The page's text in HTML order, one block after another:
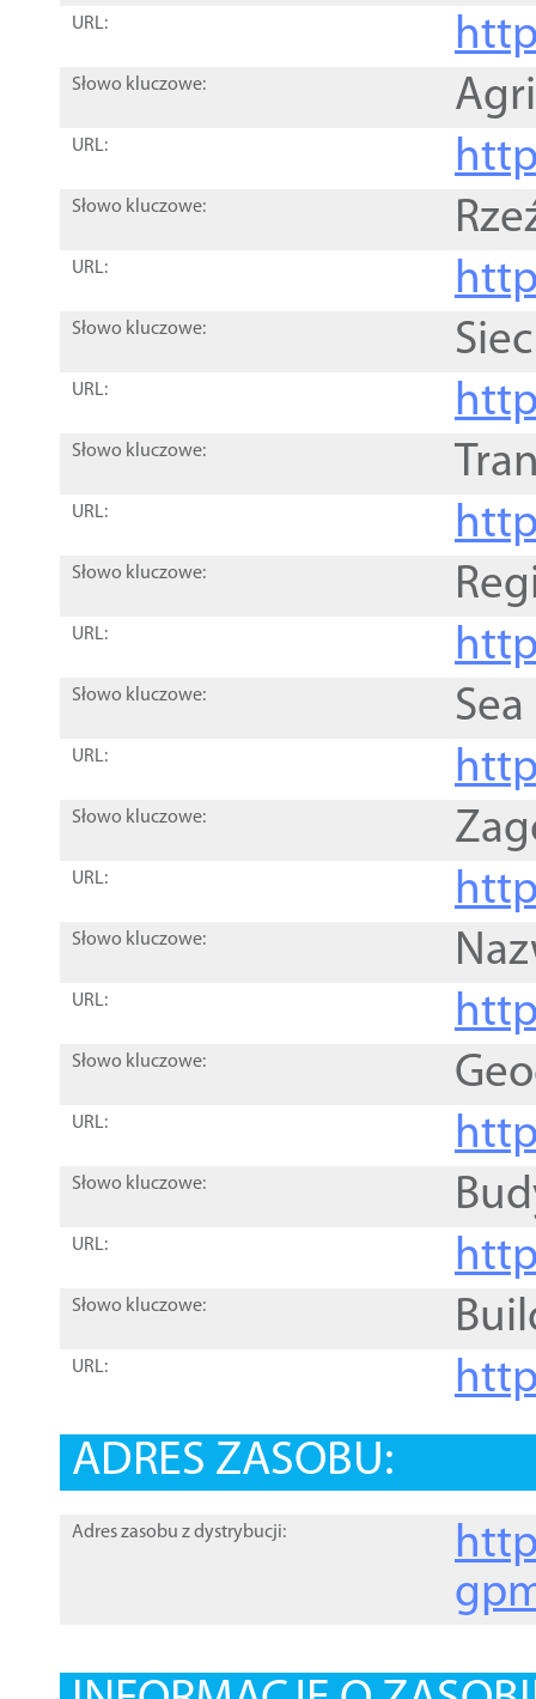
URL:
Słowo kluczowe:
URL:
Słowo kluczowe:
URL:
Słowo kluczowe:
URL:
Słowo kluczowe:
URL:
Słowo kluczowe:
URL:
Słowo kluczowe:
URL:
Słowo kluczowe:
URL:
Słowo kluczowe:
URL:
Słowo kluczowe:
URL:
Słowo kluczowe:
URL:
Słowo kluczowe:
URL:
ADRES ZASOBU:
Adres zasobu z dystrybucji: